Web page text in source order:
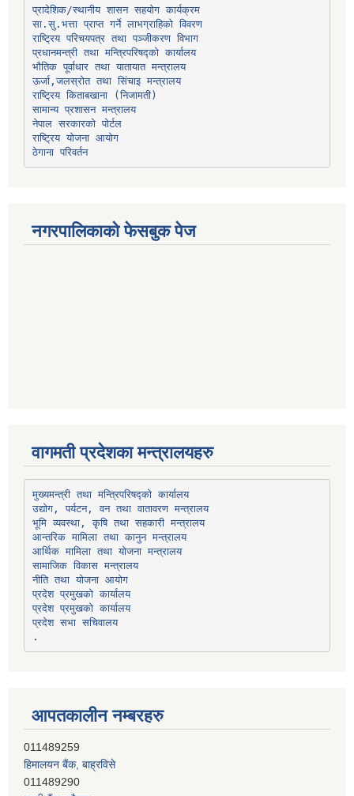
प्रादेशिक/स्थानीय शासन सहयोग कार्यक्रम
सा.सु.भत्ता प्राप्त गर्ने लाभग्राहिको विवरण
राष्ट्रिय परिचयपत्र तथा पञ्‍जीकरण विभाग
प्रधानमन्त्री तथा मन्त्रिपरिषद्को कार्यालय
भौतिक पूर्वाधार तथा यातायात मन्त्रालय
ऊर्जा,जलस्रोत तथा सिंचाइ मन्त्रालय
सामान्य प्रशासन मन्त्रालय
नेपाल सरकारको पोर्टल
राष्ट्रिय योजना आयोग
ठेगाना परिवर्तन
नगरपालिकाको फेसबुक पेज
वागमती प्रदेशका मन्त्रालयहरु
मुख्यमन्त्री तथा मन्त्रिपरिषद्को कार्यालय
उद्योग, पर्यटन, वन तथा वातावरण मन्त्रालय
भूमि व्यवस्था, कृषि तथा सहकारी मन्त्रालय
आन्तरिक मामिला तथा कानुन मन्त्रालय
आर्थिक मामिला तथा योजना मन्त्रालय
सामाजिक विकास मन्त्रालय
नीति तथा योजना आयोग
प्रदेश प्रमुखको कार्यालय
प्रदेश प्रमुखको कार्यालय
प्रदेश सभा सचिवालय
आपतकालीन नम्बरहरु
हिमालयन बैंक, बाह्रविसे
011489290
लक्ष्मी बैंक, चाैतारा